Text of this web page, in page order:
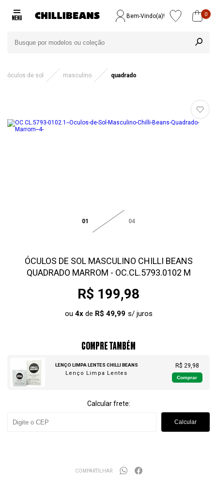
Bem-Vindo(a)! 0
óculos de sol masculino quadrado
01 04
ÓCULOS DE SOL MASCULINO CHILLI BEANS
QUADRADO MARROM - OC.CL.5793.0102 M
R$ 199,98
ou 4xde R$ 49,99
COMPRE TAMBÉM
LENÇO LIMPA LENTES CHILLI BEANS
Lenço Limpa Lentes
R$ 29,98
Comprar
Calcular frete:
Calcular
COMPARTILHAR